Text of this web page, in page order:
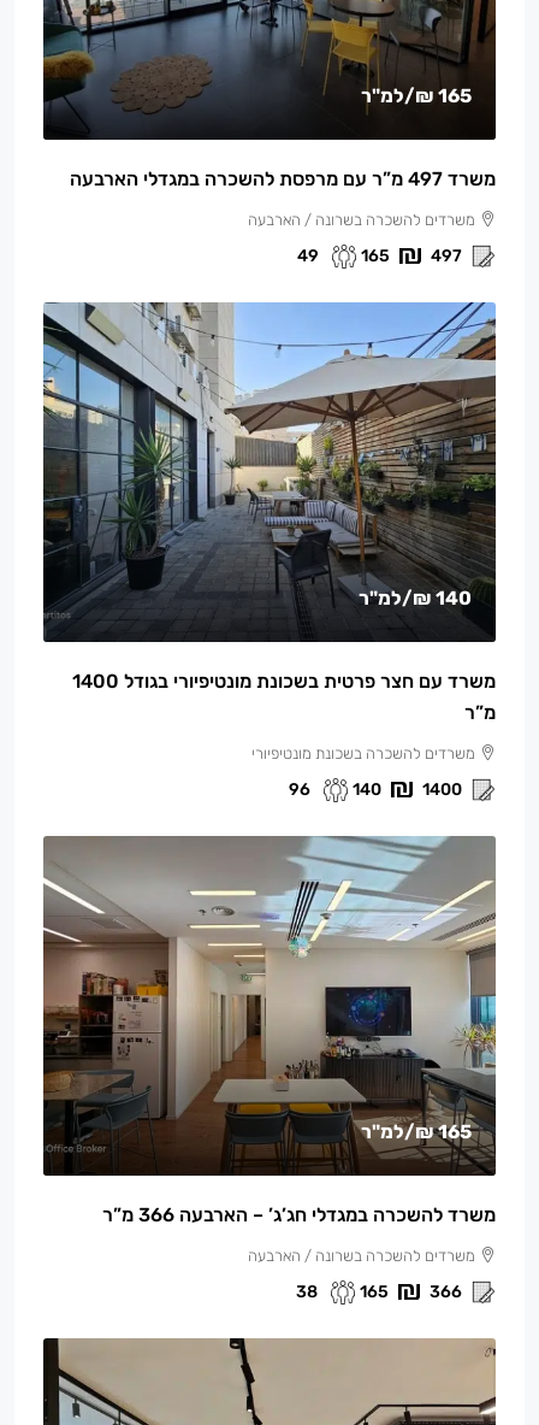
165 ₪ /למ"ר
משרד 497 מ”ר עם מרפסת להשכרה במגדלי הארבעה
משרדים להשכרה בשרונה / הארבעה
497
165
49
140 ₪ /למ"ר
משרד עם חצר פרטית בשכונת מונטיפיורי בגודל 1400
מ”ר
משרדים להשכרה בשכונת מונטיפיורי
1400
140
96
165 ₪ /למ"ר
משרד להשכרה במגדלי חג’ג’ – הארבעה 366 מ”ר
משרדים להשכרה בשרונה / הארבעה
366
165
38